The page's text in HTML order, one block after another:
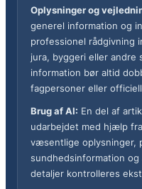
Oplysninger og
generel information og
professionel rådgivning
jura, byggeri eller andre
information bør altid
fagpersoner eller
Brug af AI: En del af
udarbejdet med hjælp
væsentlige oplysninger,
sundhedsinformation
detaljer kontrolleres